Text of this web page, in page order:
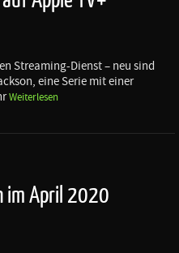
Streaming-Dienst – neu sind
eine Serie mit einer
Weiterlesen
im April 2020